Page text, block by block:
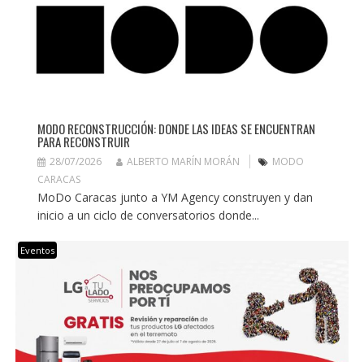
MODO RECONSTRUCCIÓN: DONDE LAS IDEAS SE ENCUENTRAN
PARA RECONSTRUIR
28/07/2026 ALBERTO MARÍN MORÁN
MODO
CARACAS
MoDo Caracas junto a YM Agency construyen y dan
inicio a un ciclo de conversatorios donde...
Eventos